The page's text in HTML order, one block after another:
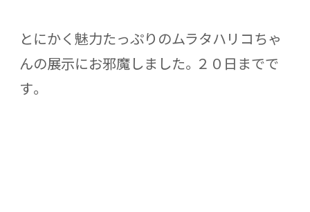
とにかく魅力たっぷりのムラタハリコちゃ
んの展示にお邪魔しました。２０日までで
す。